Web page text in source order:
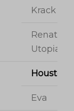
Krack C
Renate-
Utopia
Houston
Eva